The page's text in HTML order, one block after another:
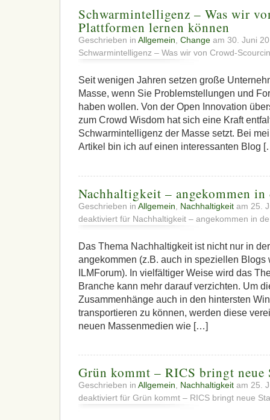
Schwarmintelligenz – Was wir
Plattformen lernen können
Geschrieben in Allgemein Change am 30. Juni
Schwarmintelligenz – Was wir von Crowd-
Seit wenigen Jahren setzen große
Masse, wenn Sie Problemstellungen und
haben wollen. Von der Open Innovation
zum Crowd Wisdom hat sich eine Kraft
Schwarmintelligenz der Masse setzt. Bei
Artikel bin ich auf einen interessanten Blog
Nachhaltigkeit – angekommen in
Geschrieben in Allgemein Nachhaltigkeit am 25.
deaktiviert für Nachhaltigkeit – angekommen in
Das Thema Nachhaltigkeit ist nicht nur in
angekommen (z.B. auch in speziellen Blogs
ILMForum). In vielfältiger Weise wird das
Branche kann mehr darauf verzichten. Um
Zusammenhänge auch in den hintersten
transportieren zu können, werden diese
neuen Massenmedien wie […]
Grün kommt – RICS bringt neue
Geschrieben in Allgemein, Nachhaltigkeit am 25.
deaktiviert für Grün kommt – RICS bringt neue